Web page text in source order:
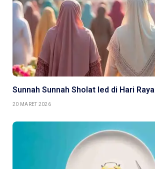
Sunnah Sunnah Sholat Ied di Hari Raya
20 MARET 2026